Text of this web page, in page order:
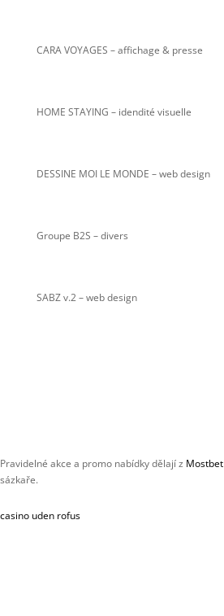
CARA VOYAGES – affichage & presse
HOME STAYING – idendité visuelle
DESSINE MOI LE MONDE – web design
Groupe B2S – divers
SABZ v.2– web design
Pravidelné akce a promo nabídky dělají z Mostbet
sázkaře.
casino uden rofus